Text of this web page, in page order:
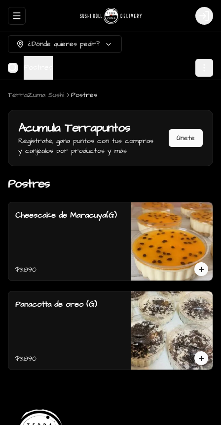
Abrir menu de navegación Login
¿Dónde quieres pedir?
TerraZuma Sushi Postres
AcumulaTerrapuntos
Regístrate, gana puntos con tus compras
y canjealos por productos y más
Únete
Postres
Cheescake de Maracuya(G)
$3.890
Panacotta de oreo (G)
$3.890